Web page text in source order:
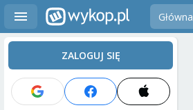
Główna
ZALOGUJ SIĘ